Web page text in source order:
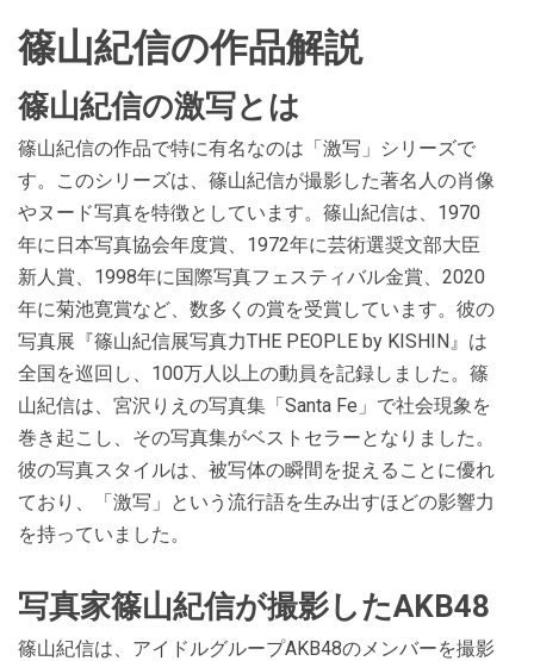
篠山紀信の作品解説
篠山紀信の激写とは
篠山紀信の作品で特に有名なのは「激写」シリーズで
す。このシリーズは、篠山紀信が撮影した著名人の肖像
やヌード写真を特徴としています。篠山紀信は、1970
年に日本写真協会年度賞、1972年に芸術選奨文部大臣
新人賞、1998年に国際写真フェスティバル金賞、2020
年に菊池寛賞など、数多くの賞を受賞しています。彼の
写真展『篠山紀信展写真力THE PEOPLE by KISHIN』は
全国を巡回し、100万人以上の動員を記録しました。篠
山紀信は、宮沢りえの写真集「Santa Fe」で社会現象を
巻き起こし、その写真集がベストセラーとなりました。
彼の写真スタイルは、被写体の瞬間を捉えることに優れ
ており、「激写」という流行語を生み出すほどの影響力
を持っていました​​​​。
写真家篠山紀信が撮影したAKB48
篠山紀信は、アイドルグループAKB48のメンバーを撮影